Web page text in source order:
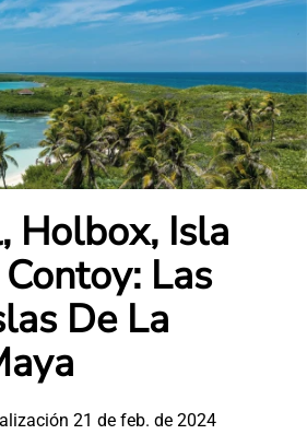
Holbox, Isla
Las
De La
21 de feb. de 2024